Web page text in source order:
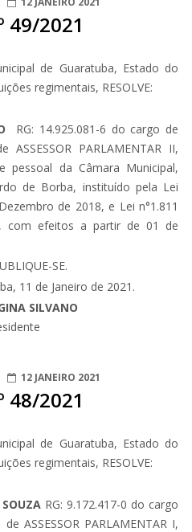
49/2021
de Guaratuba, Estado do
regimentais, RESOLVE:
RG: 14.925.081-6 do cargo de
PARLAMENTAR II,
pessoal da Câmara Municipal,
de Borba, instituído pela Lei
de 2018, e Lei n°1.811
com efeitos a partir de 01 de
SE.
11 de Janeiro de 2021.
SILVANO
12 JANEIRO 2021
48/2021
de Guaratuba, Estado do
regimentais, RESOLVE:
RG: 9.172.417-0 do cargo
ASSESSOR PARLAMENTAR I,